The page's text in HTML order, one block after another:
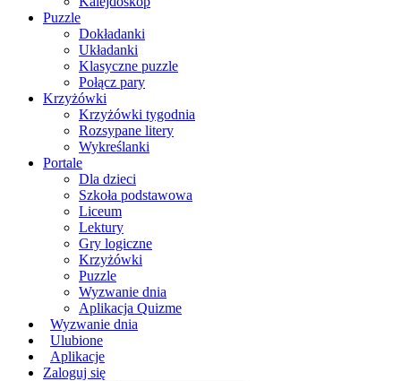
Puzzle
Dokładanki
Układanki
Klasyczne puzzle
Połącz pary
Krzyżówki
Krzyżówki tygodnia
Rozsypane litery
Wykreślanki
Portale
Dla dzieci
Szkoła podstawowa
Liceum
Lektury
Gry logiczne
Krzyżówki
Puzzle
Wyzwanie dnia
Aplikacja Quizme
Wyzwanie dnia
Ulubione
Aplikacje
Zaloguj się